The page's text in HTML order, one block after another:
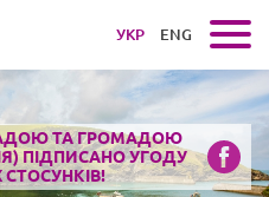
ТА ГРОМАДОЮ
ПІДПИСАНО УГОДУ
УКР ENG